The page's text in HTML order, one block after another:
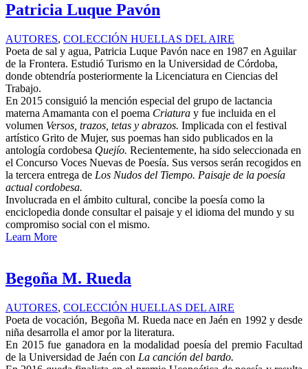
Patricia Luque Pavón
AUTORES, COLECCIÓN HUELLAS DEL AIRE
Poeta de sal y agua, Patricia Luque Pavón nace en 1987 en Aguilar
de la Frontera. Estudió Turismo en la Universidad de Córdoba,
donde obtendría posteriormente la Licenciatura en Ciencias del
Trabajo.
En 2015 consiguió la mención especial del grupo de lactancia
materna Amamanta con el poema Criatura y fue incluida en el
volumen Versos, trazos, tetas y abrazos. Implicada con el festival
artístico Grito de Mujer, sus poemas han sido publicados en la
antología cordobesa Quejío. Recientemente, ha sido seleccionada en
el Concurso Voces Nuevas de Poesía. Sus versos serán recogidos en
la tercera entrega de Los Nudos del Tiempo. Paisaje de la poesía
actual cordobesa.
Involucrada en el ámbito cultural, concibe la poesía como la
enciclopedia donde consultar el paisaje y el idioma del mundo y su
compromiso social con el mismo.
Learn More
Begoña M. Rueda
AUTORES, COLECCIÓN HUELLAS DEL AIRE
Poeta de vocación, Begoña M. Rueda nace en Jaén en 1992 y desde
niña desarrolla el amor por la literatura.
En 2015 fue ganadora en la modalidad poesía del premio Facultad
de la Universidad de Jaén con La canción del bardo.